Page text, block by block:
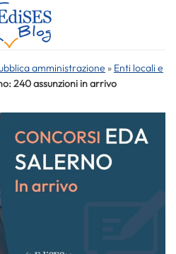
amministrazione » Enti locali e
240 assunzioni in arrivo